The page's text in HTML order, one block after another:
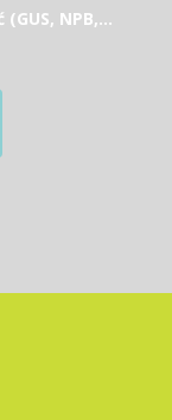
NPB,...